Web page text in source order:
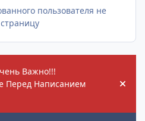
пользователя не
Важно!!!
Перед Написанием
Hide